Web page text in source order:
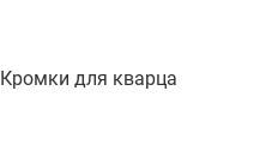
Кромки для кварца